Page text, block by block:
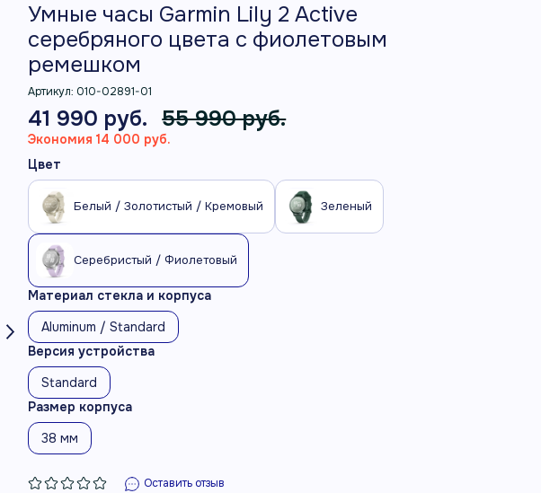
Умные часы Garmin Lily 2 Active
серебряного цвета с фиолетовым
ремешком
Артикул: 010-02891-01
41 990 руб. 55 990 руб.
Экономия 14 000 руб.
Цвет
Белый / Золотистый / Кремовый Зеленый
Серебристый / Фиолетовый
Материал стекла и корпуса
Aluminum / Standard
Версия устройства
Standard
Размер корпуса
38 мм
Оставить отзыв